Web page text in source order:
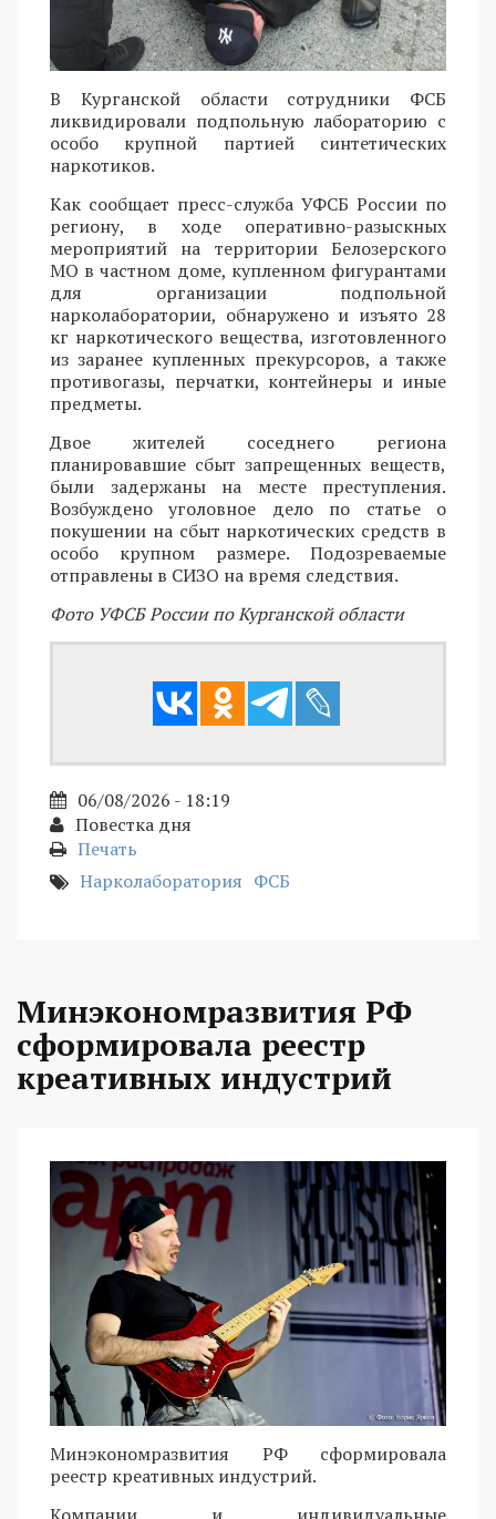
В Курганской области сотрудники ФСБ
ликвидировали подпольную лабораторию с
особо крупной партией синтетических
наркотиков.
Как сообщает пресс-служба УФСБ России по
региону, в ходе оперативно-разыскных
мероприятий на территории Белозерского
МО в частном доме, купленном фигурантами
для организации подпольной
нарколаборатории, обнаружено и изъято 28
кг наркотического вещества, изготовленного
из заранее купленных прекурсоров, а также
противогазы, перчатки, контейнеры и иные
предметы.
Двое жителей соседнего региона
планировавшие сбыт запрещенных веществ,
были задержаны на месте преступления.
Возбуждено уголовное дело по статье о
покушении на сбыт наркотических средств в
особо крупном размере. Подозреваемые
отправлены в СИЗО на время следствия.
Фото УФСБ России по Курганской области
06/08/2026 - 18:19
Повестка дня
Печать
Нарколаборатория ФСБ
Минэкономразвития РФ
сформировала реестр
креативных индустрий
Минэкономразвития РФ сформировала
реестр креативных индустрий.